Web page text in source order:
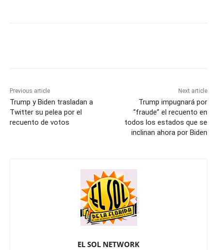
Previous article
Trump y Biden trasladan a
Twitter su pelea por el
recuento de votos
Next article
Trump impugnará por
“fraude” el recuento en
todos los estados que se
inclinan ahora por Biden
EL SOL NETWORK